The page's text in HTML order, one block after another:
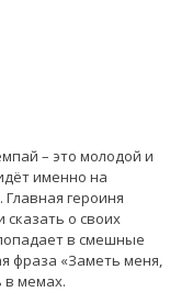
– это молодой и
именно на
героиня
о своих
в смешные
фраза «Заметь меня,
в мемах.